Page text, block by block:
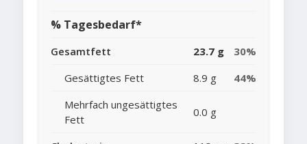
% Tagesbedarf*
Gesamtfett 23.7 g
30%
Gesättigtes Fett
8.9 g
44%
Mehrfach ungesättigtes
Fett
0.0 g